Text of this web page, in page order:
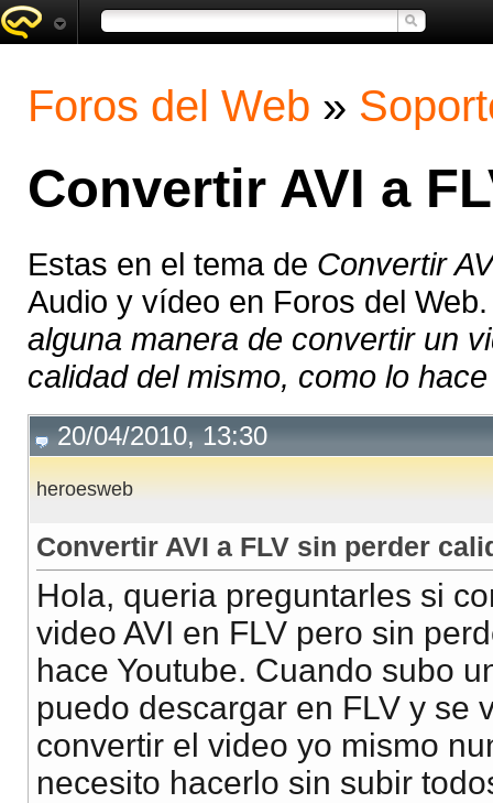
Foros del Web »
Convertir AVI a
Estas en el tema de Convertir
Audio y vídeo en Foros del
alguna manera de convertir un
calidad del mismo, como lo
20/04/2010, 13:30
heroesweb
Convertir AVI a FLV sin perder
Hola, queria preguntarles si
video AVI en FLV pero sin
hace Youtube. Cuando subo
puedo descargar en FLV y se
convertir el video yo mismo
necesito hacerlo sin subir